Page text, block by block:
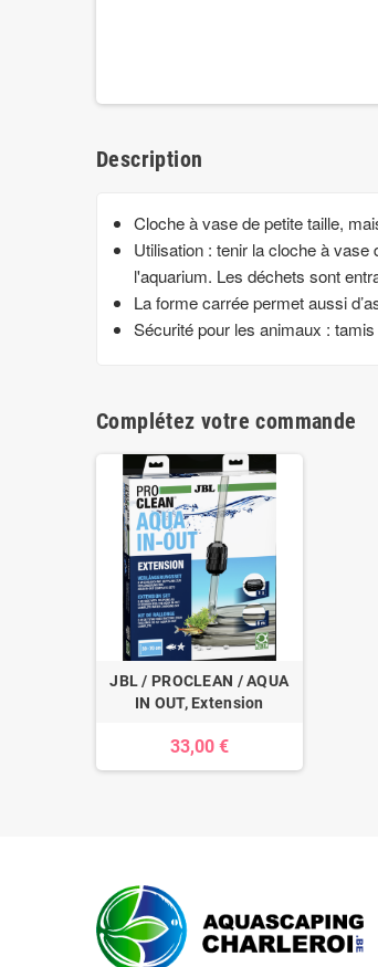
Description
Cloche à vase de petite taille,
Utilisation : tenir la cloche à vase
l'aquarium. Les déchets sont
La forme carrée permet aussi
Sécurité pour les animaux :
Complétez votre commande
JBL / PROCLEAN / AQUA
IN OUT, Extension
33,00 €